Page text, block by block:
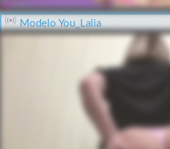
Modelo You_Lalia